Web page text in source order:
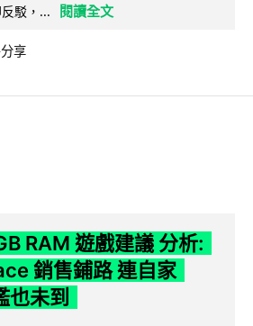
駁，...
閱讀全文
分享
RAM 遊戲建議 分析:
銷售鋪路 連自家
未到